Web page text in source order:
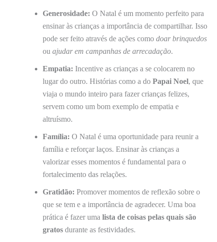
Generosidade: O Natal é um momento perfeito para
ensinar às crianças a importância de compartilhar. Isso
pode ser feito através de ações como doar brinquedos
ou ajudar em campanhas de arrecadação.
Empatia: Incentive as crianças a se colocarem no
lugar do outro. Histórias como a do Papai Noel, que
viaja o mundo inteiro para fazer crianças felizes,
servem como um bom exemplo de empatia e
altruísmo.
Família: O Natal é uma oportunidade para reunir a
família e reforçar laços. Ensinar às crianças a
valorizar esses momentos é fundamental para o
fortalecimento das relações.
Gratidão: Promover momentos de reflexão sobre o
que se tem e a importância de agradecer. Uma boa
prática é fazer uma lista de coisas pelas quais são
gratos durante as festividades.